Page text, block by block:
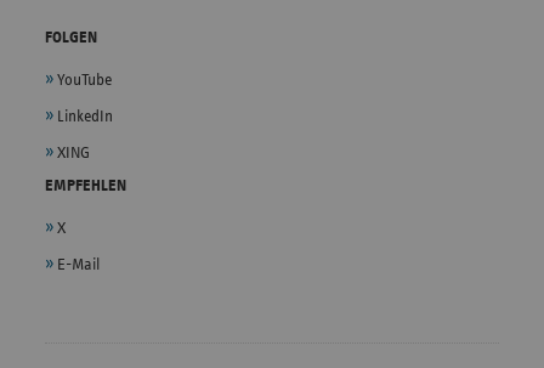
FOLGEN
YouTube
LinkedIn
XING
EMPFEHLEN
X
E-Mail